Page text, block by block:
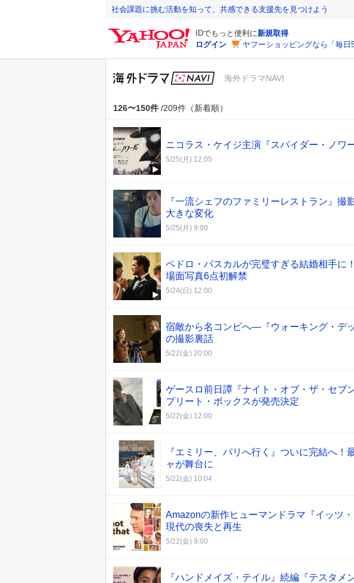
社会課題に挑む活動を知って、共感できる支援先を見つけよう
IDでもっと便利に新規取得
ログイン
ヤフーショッピングなら「毎日
海外ドラマNAVI
126〜150件 /209件（新着順）
ニコラス・ケイジ主演『スパイダー・ノワ
5/25(月) 12:05
『一流シェフのファミリーレストラン』撮
大きな変化
5/25(月) 9:00
ペドロ・パスカルが完璧すぎる結婚相手に
場面写真6点初解禁
5/24(日) 12:00
宿敵から名コンビへ―『ウォーキング・デ
の撮影裏話
5/22(金) 20:00
ゲースロ前日譚『ナイト・オブ・ザ・セブ
プリート・ボックスが発売決定
5/22(金) 12:00
『エミリー、パリへ行く』ついに完結へ！
ャが舞台に
5/22(金) 10:04
Amazonの新作ヒューマンドラマ『イッツ
現代の喪失と再生
5/22(金) 9:00
『ハンドメイズ・テイル』続編『テスタ